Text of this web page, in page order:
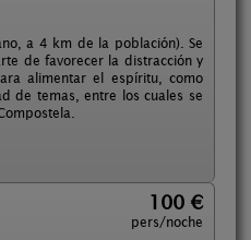
a 4 km de la población). Se
de favorecer la distracción y
alimentar el espíritu, como
de temas, entre los cuales se
100 €
pers/noche